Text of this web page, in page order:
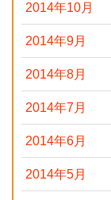
2014年10月
2014年9月
2014年8月
2014年7月
2014年6月
2014年5月